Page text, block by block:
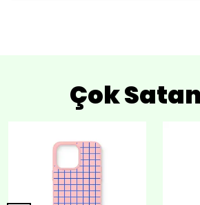
Çok